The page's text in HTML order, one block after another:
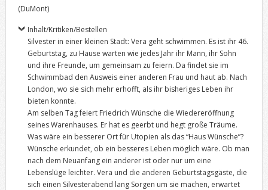
(DuMont)
Inhalt/Kritiken/Bestellen
Silvester in einer kleinen Stadt: Vera geht schwimmen. Es ist ihr 46.
Geburtstag, zu Hause warten wie jedes Jahr ihr Mann, ihr Sohn
und ihre Freunde, um gemeinsam zu feiern. Da findet sie im
Schwimmbad den Ausweis einer anderen Frau und haut ab. Nach
London, wo sie sich mehr erhofft, als ihr bisheriges Leben ihr
bieten konnte.
Am selben Tag feiert Friedrich Wünsche die Wiedereröffnung
seines Warenhauses. Er hat es geerbt und hegt große Träume.
Was wäre ein besserer Ort für Utopien als das “Haus Wünsche”?
Wünsche erkundet, ob ein besseres Leben möglich wäre. Ob man
nach dem Neuanfang ein anderer ist oder nur um eine
Lebenslüge leichter. Vera und die anderen Geburtstagsgäste, die
sich einen Silvesterabend lang Sorgen um sie machen, erwartet